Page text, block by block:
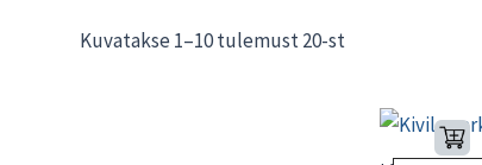
Kuvatakse 1–10 tulemust 20-st